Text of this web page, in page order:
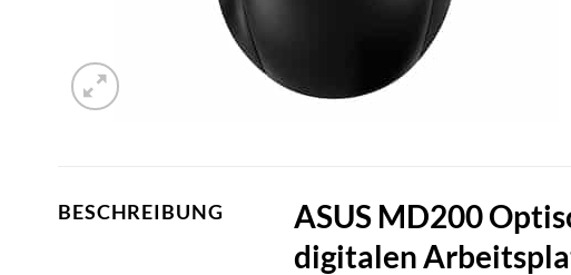
BESCHREIBUNG
ASUS MD200
digitalen